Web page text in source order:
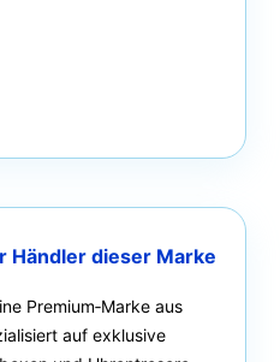
Händler dieser Marke
Premium‑Marke aus
auf exklusive